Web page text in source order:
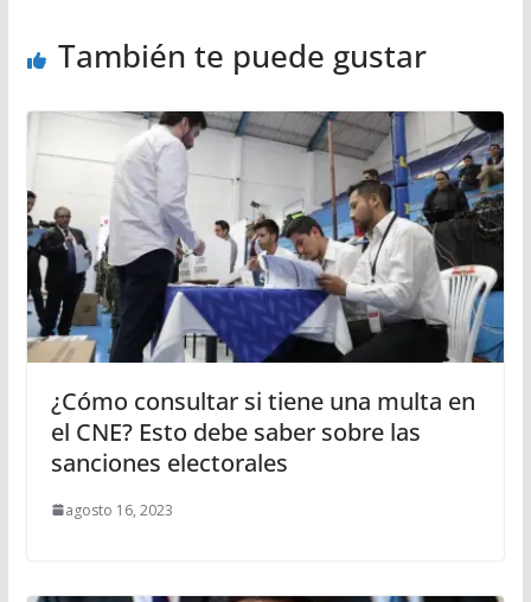
También te puede gustar
¿Cómo consultar si tiene una multa en
el CNE? Esto debe saber sobre las
sanciones electorales
agosto 16, 2023